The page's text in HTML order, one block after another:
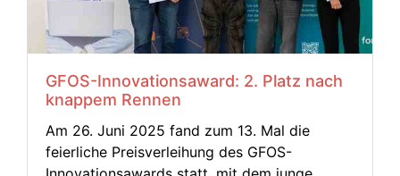
GFOS-Innovationsaward: 2. Platz nach
knappem Rennen
Am 26. Juni 2025 fand zum 13. Mal die
feierliche Preisverleihung des GFOS-